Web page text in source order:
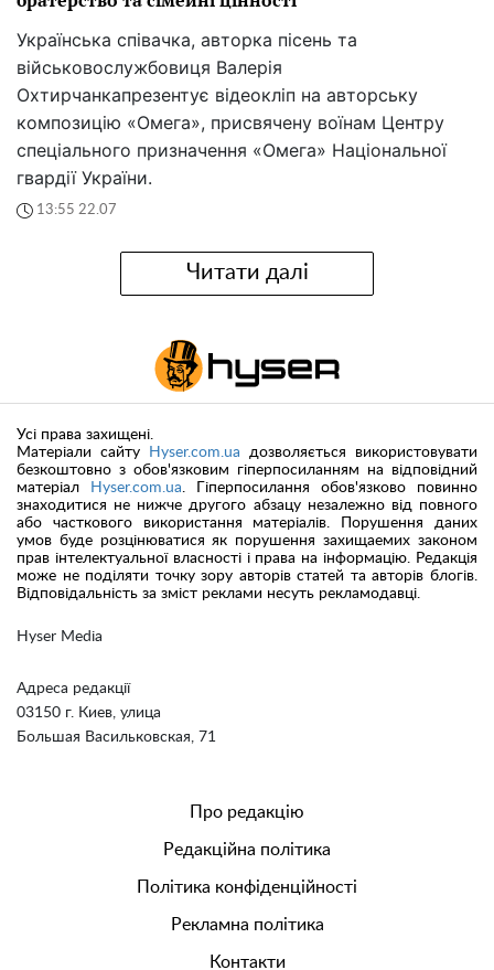
Українська співачка, авторка пісень та
військовослужбовиця Валерія
Охтирчанкапрезентує відеокліп на авторську
композицію «Омега», присвячену воїнам Центру
спеціального призначення «Омега» Національної
гвардії України.
13:55 22.07
Читати далі
Hyser Media
Адреса редакції
03150 г. Киев, улица
Большая Васильковская, 71
Усі права захищені.
Матеріали сайту
Hyser.com.ua дозволяється використовувати
безкоштовно з обов'язковим гіперпосиланням на відповідний
матеріал
Hyser.com.ua . Гіперпосилання обов'язково повинно
знаходитися не нижче другого абзацу незалежно від повного
або часткового використання матеріалів. Порушення даних
умов буде розцінюватися як порушення захищаемих законом
прав інтелектуальної власності і права на інформацію. Редакція
може не поділяти точку зору авторів статей та авторів блогів.
Відповідальність за зміст реклами несуть рекламодавці.
Про редакцію
Редакційна політика
Політика конфіденційності
Рекламна політика
Контакти